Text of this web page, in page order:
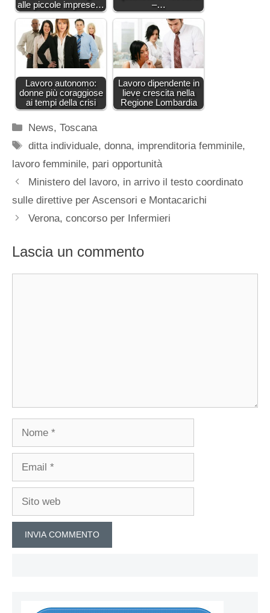
alle piccole imprese…
–…
Lavoro autonomo:
donne più coraggiose
ai tempi della crisi
Lavoro dipendente in
lieve crescita nella
Regione Lombardia
Categorie
News,Toscana
Tag
ditta individuale,donna, imprenditoria femminile,
lavoro femminile, pari opportunità
Ministero del lavoro, in arrivo il testo coordinato
sulle direttive per Ascensori e Montacarichi
Verona, concorso per Infermieri
Lascia un commento